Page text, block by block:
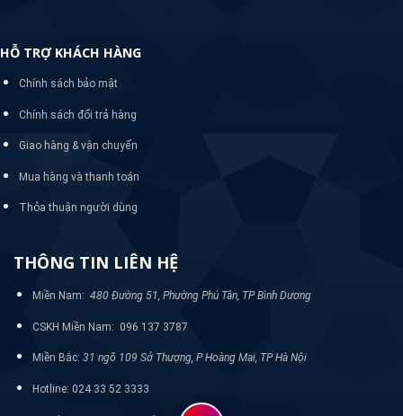
HỖ TRỢ KHÁCH HÀNG
Chính sách bảo mật
Chính sách đổi trả hàng
Giao hàng & vận chuyển
Mua hàng và thanh toán
Thỏa thuận người dùng
THÔNG TIN LIÊN HỆ
Miền Nam: 480 Đường 51, Phường Phú Tân, TP Bình Dương
CSKH Miền Nam: 096 137 3787
Miền Bắc: 31 ngõ 109 Sở Thượng, P Hoàng Mai, TP Hà Nội
Hotline: 024 33 52 3333